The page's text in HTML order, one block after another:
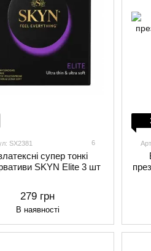
SX2381 6
супер тонкі
SKYN Elite 3 шт
279 грн
В наявності